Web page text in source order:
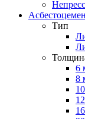
Тип
6
8